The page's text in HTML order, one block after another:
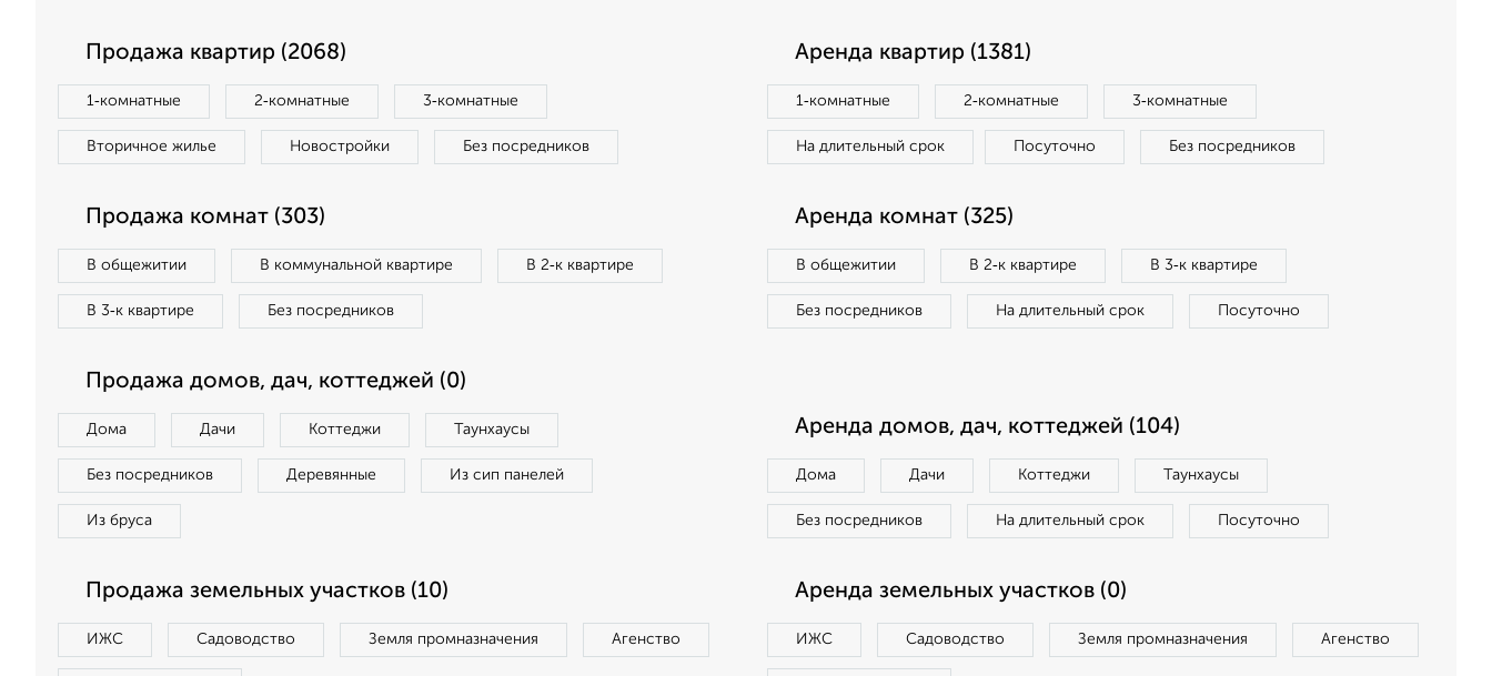
Продажа квартир (2068)
1‑комнатные 2‑комнатные 3‑комнатные
Вторичное жилье Новостройки Без посредников
Аренда квартир (1381)
1‑комнатные 2‑комнатные 3‑комнатные
На длительный срок Посуточно Без посредников
Продажа комнат (303)
В общежитии В коммунальной квартире В 2‑к квартире
В 3‑к квартире Без посредников
Аренда комнат (325)
В общежитии В 2‑к квартире В 3‑к квартире
Без посредников На длительный срок Посуточно
Продажа домов, дач, коттеджей (0)
Дома Дачи Коттеджи Таунхаусы
Без посредников Деревянные Из сип панелей
Из бруса
Аренда домов, дач, коттеджей (104)
Дома Дачи Коттеджи Таунхаусы
Без посредников На длительный срок Посуточно
Продажа земельных участков (10)
ИЖС Садоводство Земля промназначения Агенство
Аренда земельных участков (0)
ИЖС Садоводство Земля промназначения Агенство